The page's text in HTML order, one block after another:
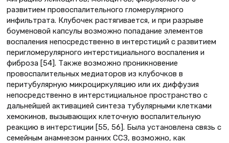
развитием провоспалительного гломерулярного
инфильтрата. Клубочек растягивается, и при разрыве
боуменовой капсулы возможно попадание элементов
воспаления непосредственно в интерстиций с развитием
перигломерулярного интерстициального воспаления и
фиброза [54]. Также возможно проникновение
провоспалительных медиаторов из клубочков в
перитубулярную микроциркуляцию или их диффузия
непосредственно в интерстициальное пространство с
дальнейшей активацией синтеза тубулярными клетками
хемокинов, вызывающих клеточную воспалительную
реакцию в интерстиции [55, 56]. Была установлена связь с
семейным анамнезом ранних ССЗ, возможно, как